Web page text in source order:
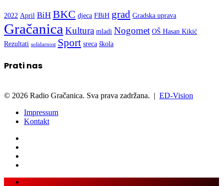
2022 April BiH BKC djeca FBiH grad Gradska uprava
GračanicaKultura mladi Nogomet OŠ Hasan Kikić
Rezultati solidarnost Sport sreca škola
Prati nas
© 2026 Radio Gračanica. Sva prava zadržana. | ED-Vision
Impressum
Kontakt
Facebook
Twitter
LinkedIn
WhatsApp
Viber
Back
Close